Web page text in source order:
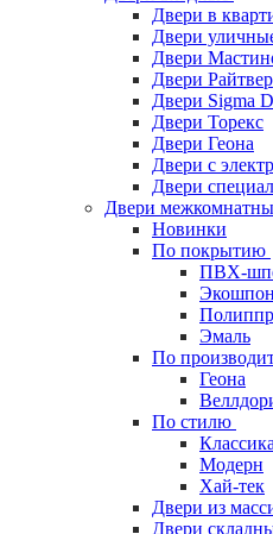
Двери в
Двери
Двери
Двери Райтвер
Двери Sigma
Двери Торекс
Двери Геона
Двери с
Двери
Двери
Новинки
По покрытию
ПВХ-
Экошпон
Эмаль
По
Геона
По стилю
Классика
Модерн
Хай-тек
Двери из
Двери